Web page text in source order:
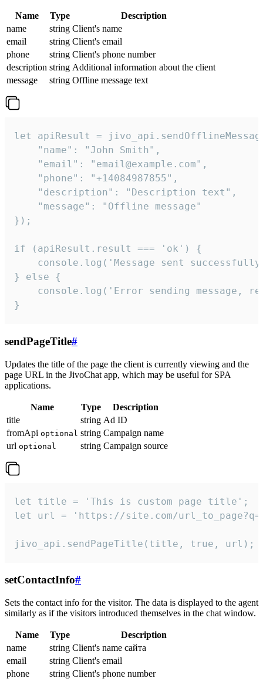
Name Type
Description
name
string Client's name
email
string Client's email
phone
string Client's phone number
description string Additional information about the client
message
string Offline message text
let apiResult =
    "name": "John Smith",
    "email": "email@example.com",
    "phone": "+14084987855",
    "description": "Description text",
    "message": "Offline message"
});
if (apiResult.result === 'ok') {
console.log('Message sent
} else {
console.log('Error sending message,
}
sendPageTitle#
Updates the title of the page the client is currently viewing and the
page URL in the JivoChat app, which may be useful for SPA
applications.
Name Type
Description
title
string Ad ID
fromApi optional string Campaign name
url optional string Campaign source
let title = 'This is custom page title';
let url = 'https://site.com/
jivo_api.sendPageTitle(title, true, url);
setContactInfo#
Sets the contact info for the visitor. The data is displayed to the agent
similarly as if the visitors introduced themselves in the chat window.
Name Type
Description
name
string Client's name сайта
email
string Client's email
phone
string Client's phone number